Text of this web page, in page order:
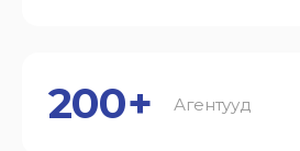
200+ Агентууд